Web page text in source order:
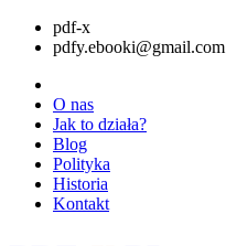
pdf-x
pdfy.ebooki@gmail.com
O nas
Jak to działa?
Blog
Polityka
Historia
Kontakt